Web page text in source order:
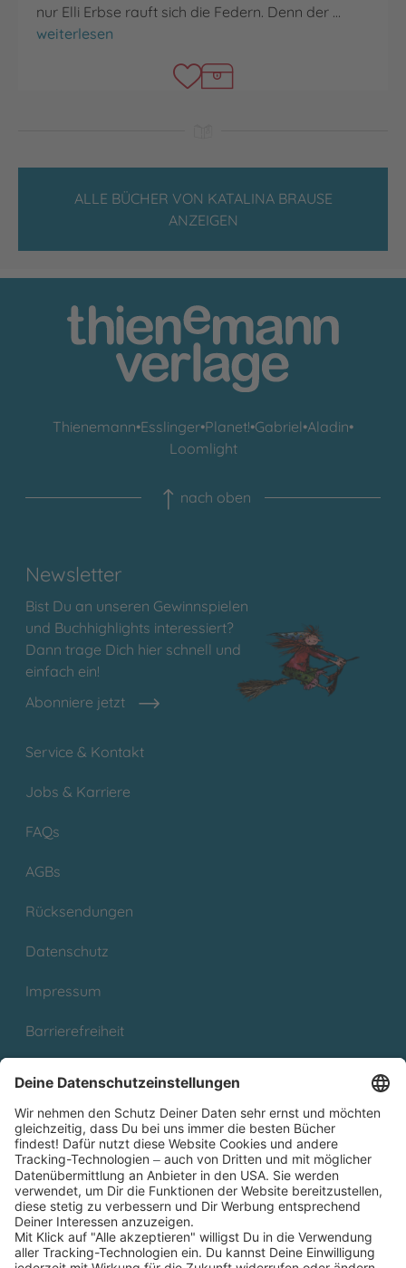
nur Elli Erbse rauft sich die Federn. Denn der …
Elli Erbse
weiterlesen
ALLE BÜCHER VON KATALINA BRAUSE
ANZEIGEN
Thienemann•Esslinger•Planet!•Gabriel•Aladin•
Loomlight
nach oben
Newsletter
Bist Du an unseren Gewinnspielen
und Buchhighlights interessiert?
Dann trage Dich hier schnell und
einfach ein!
Abonniere jetzt
Service & Kontakt
Jobs & Karriere
FAQs
AGBs
Rücksendungen
Datenschutz
Impressum
Barrierefreiheit
Partnerprogramm (Affiliate)
Folge uns auf